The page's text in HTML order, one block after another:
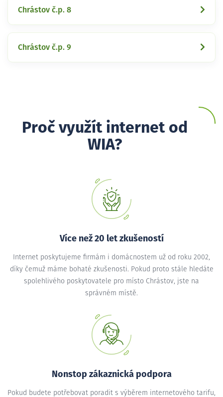
Chrástov č.p. 8
Chrástov č.p. 9
Proč využít internet od
WIA?
Více než 20 let zkušeností
Internet poskytujeme firmám i domácnostem už od roku 2002,
díky čemuž máme bohaté zkušenosti. Pokud proto stále hledáte
spolehlivého poskytovatele pro místo Chrástov, jste na
správném místě.
Nonstop zákaznická podpora
Pokud budete potřebovat poradit s výběrem internetového tarifu,